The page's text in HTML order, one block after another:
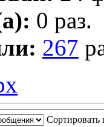
0 раз.
267
Сортировать